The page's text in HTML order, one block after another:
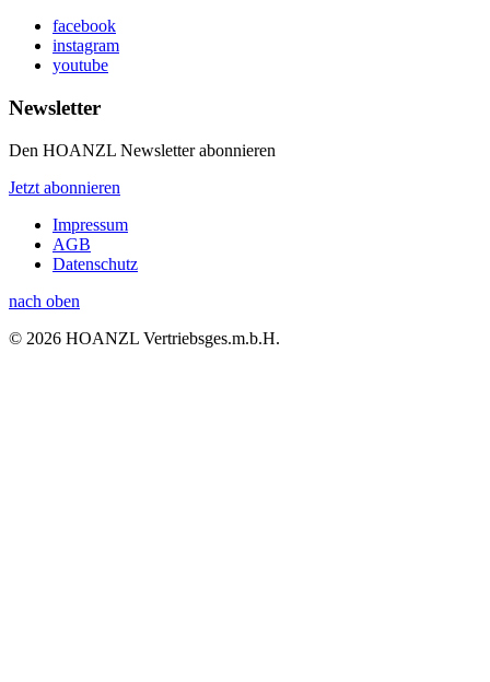
facebook
instagram
youtube
Newsletter
Den HOANZL Newsletter abonnieren
Jetzt abonnieren
Impressum
AGB
Datenschutz
nach oben
© 2026 HOANZL Vertriebsges.m.b.H.